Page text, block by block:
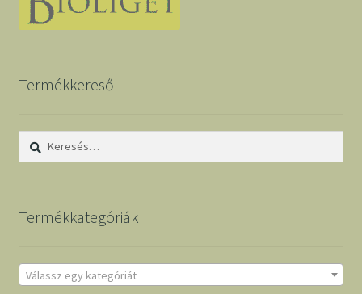
Termékkereső
Keresés:
Termékkategóriák
Válassz egy kategóriát